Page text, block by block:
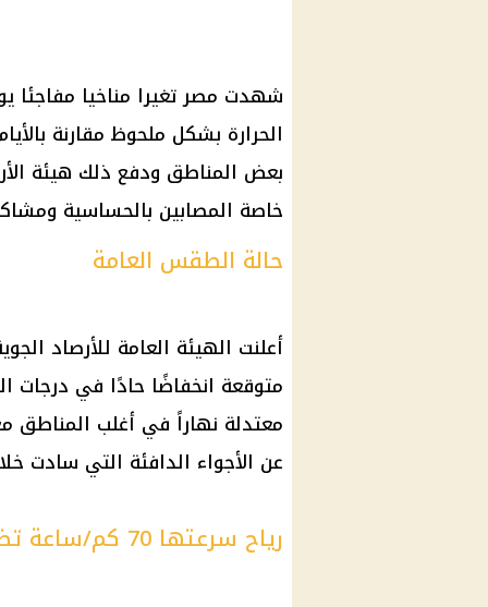
الحرارة بشكل ملحوظ مقارنة
بعض المناطق ودفع ذلك هيئة
خاصة المصابين بالحساسية
حالة الطقس العامة
أعلنت الهيئة العامة للأرصاد
متوقعة انخفاضًا حادًا في درجات
معتدلة نهاراً في أغلب المناطق
عن الأجواء الدافئة التي سادت
رياح سرعتها 70 كم/ساعة تضرب الطقس